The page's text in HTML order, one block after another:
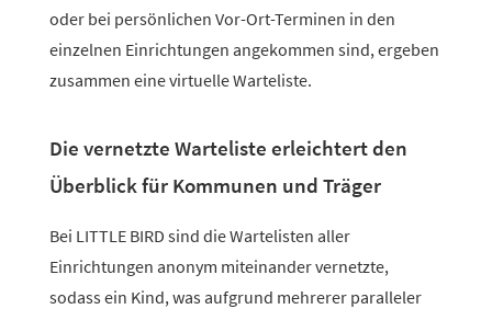
oder bei persön­li­chen Vor-Ort-Terminen in den
einzelnen Einrichtungen ange­kommen sind, ergeben
zusammen eine virtu­elle Warteliste.
Die vernetzte Warteliste erleichtert den
Überblick für Kommunen und Träger
Bei LITTLE BIRD sind die Wartelisten aller
Einrichtungen anonym mitein­ander vernetzte,
sodass ein Kind, was aufgrund mehrerer paral­leler